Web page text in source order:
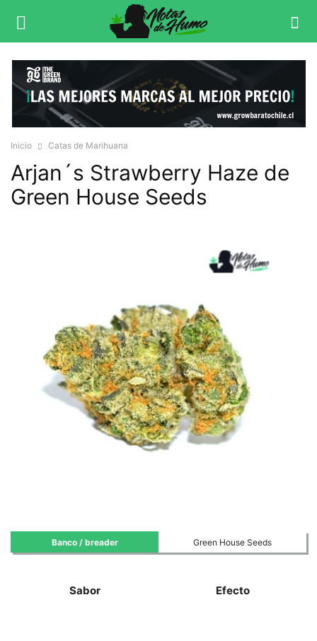
Inicio Catas de Marihuana
Arjan´s Strawberry Haze de
Green House Seeds
Banco / breader Green House Seeds
Sabor Efecto